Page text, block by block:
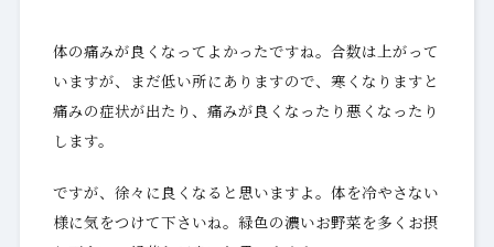
体の痛みが良くなってよかったですね。合数は上がって
いますが、まだ低い所にありますので、寒くなりますと
痛みの症状が出たり、痛みが良くなったり悪くなったり
します。
ですが、徐々に良くなると思いますよ。体を冷やさない
様に気をつけて下さいね。緑色の濃いお野菜を多くお摂